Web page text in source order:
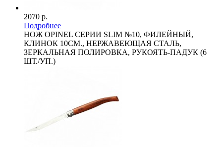
2070 р.
Подробнее
НОЖ OPINEL СЕРИИ SLIM №10, ФИЛЕЙНЫЙ,
КЛИНОК 10СМ., НЕРЖАВЕЮЩАЯ СТАЛЬ,
ЗЕРКАЛЬНАЯ ПОЛИРОВКА, РУКОЯТЬ-ПАДУК (6
ШТ./УП.)